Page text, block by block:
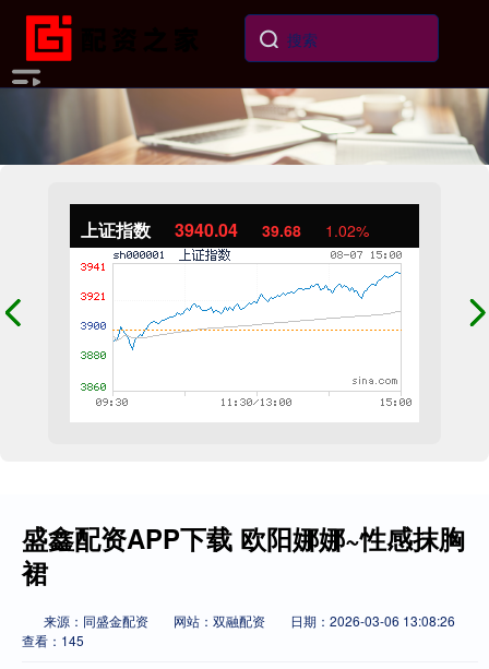
上证指数 3940.04 39.68 1.02%
盛鑫配资APP下载 欧阳娜娜~性感抹胸
裙
来源：同盛金配资 网站：双融配资
日期：2026-03-06 13:08:26
查看：145